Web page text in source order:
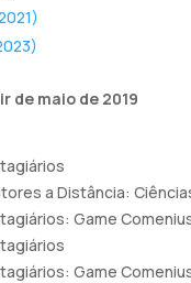
de maio de 2019
a Distância:
Game
Game